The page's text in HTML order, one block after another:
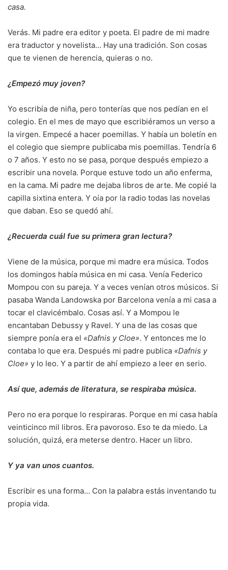
casa.
Verás. Mi padre era editor y poeta. El padre de mi madre
era traductor y novelista… Hay una tradición. Son cosas
que te vienen de herencia, quieras o no.
¿Empezó muy joven?
Yo escribía de niña, pero tonterías que nos pedían en el
colegio. En el mes de mayo que escribiéramos un verso a
la virgen. Empecé a hacer poemillas. Y había un boletín en
el colegio que siempre publicaba mis poemillas. Tendría 6
o 7 años. Y esto no se pasa, porque después empiezo a
escribir una novela. Porque estuve todo un año enferma,
en la cama. Mi padre me dejaba libros de arte. Me copié la
capilla sixtina entera. Y oía por la radio todas las novelas
que daban. Eso se quedó ahí.
¿Recuerda cuál fue su primera gran lectura?
Viene de la música, porque mi madre era música. Todos
los domingos había música en mi casa. Venía Federico
Mompou con su pareja. Y a veces venían otros músicos. Si
pasaba Wanda Landowska por Barcelona venía a mi casa a
tocar el clavicémbalo. Cosas así. Y a Mompou le
encantaban Debussy y Ravel. Y una de las cosas que
siempre ponía era el «Dafnis y Cloe». Y entonces me lo
contaba lo que era. Después mi padre publica «Dafnis y
Cloe» y lo leo. Y a partir de ahí empiezo a leer en serio.
Así que, además de literatura, se respiraba música.
Pero no era porque lo respiraras. Porque en mi casa había
veinticinco mil libros. Era pavoroso. Eso te da miedo. La
solución, quizá, era meterse dentro. Hacer un libro.
Y ya van unos cuantos.
Escribir es una forma… Con la palabra estás inventando tu
propia vida.